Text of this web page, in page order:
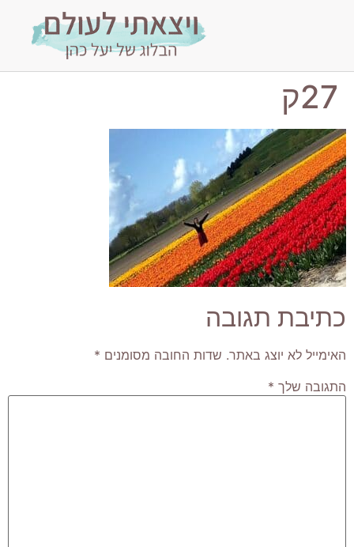
27ק
כתיבת תגובה
האימייל לא יוצג באתר. שדות החובה מסומנים *
התגובה שלך *